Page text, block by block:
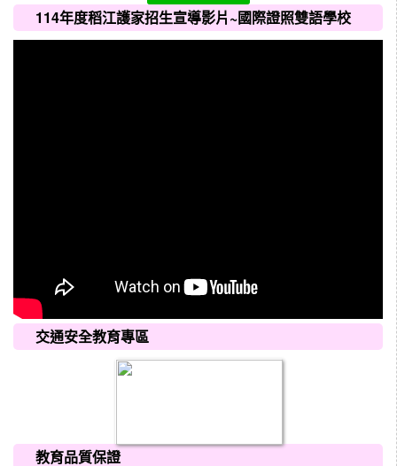
114年度稻江護家招生宣導影片~國際證照雙語學校
交通安全教育專區
教育品質保證